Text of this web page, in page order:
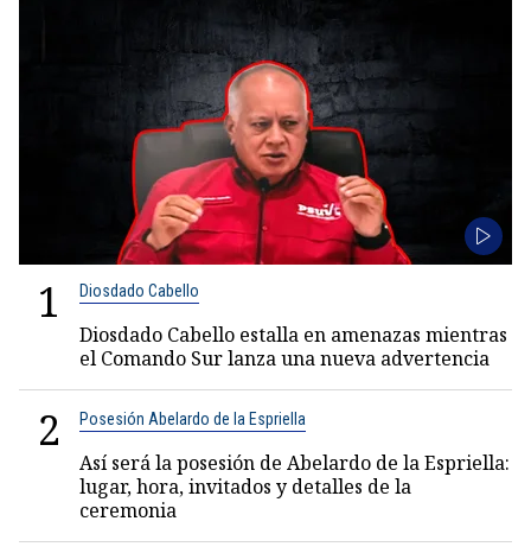
1 Diosdado Cabello
Diosdado Cabello estalla en amenazas mientras
el Comando Sur lanza una nueva advertencia
2 Posesión Abelardo de la Espriella
Así será la posesión de Abelardo de la Espriella:
lugar, hora, invitados y detalles de la
ceremonia